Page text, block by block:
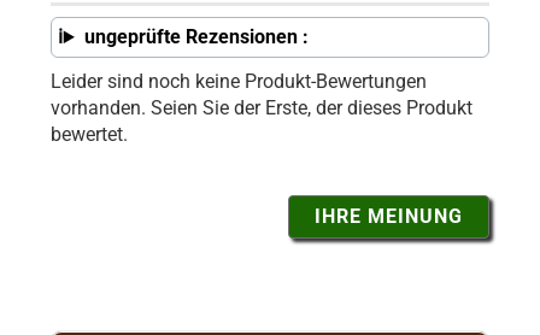
ungeprüfte Rezensionen :
Leider sind noch keine Produkt-Bewertungen
vorhanden. Seien Sie der Erste, der dieses Produkt
bewertet.
IHRE MEINUNG